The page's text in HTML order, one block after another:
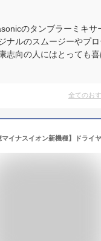
のタンブラーミキサ
ナルのスムージーやプ
志向の人にはとっても
全てのお